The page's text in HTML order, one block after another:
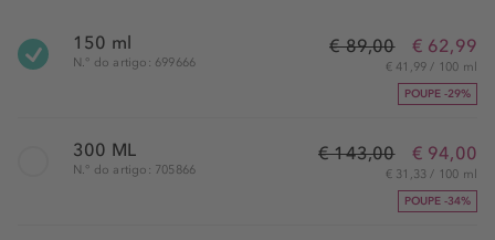
150 ml
N.° do artigo: 699666
€ 89,00 € 62,99
€ 41,99 / 100 ml
POUPE -29%
300 ML
N.° do artigo: 705866
€ 143,00 € 94,00
€ 31,33 / 100 ml
POUPE -34%